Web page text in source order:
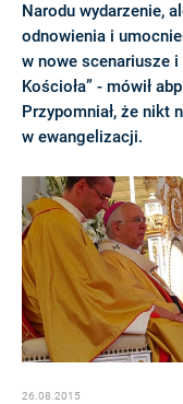
Narodu wydarzenie,
odnowienia i
w nowe scenariusze
Kościoła” - mówił
Przypomniał, że nikt
w ewangelizacji.
26.08.2015